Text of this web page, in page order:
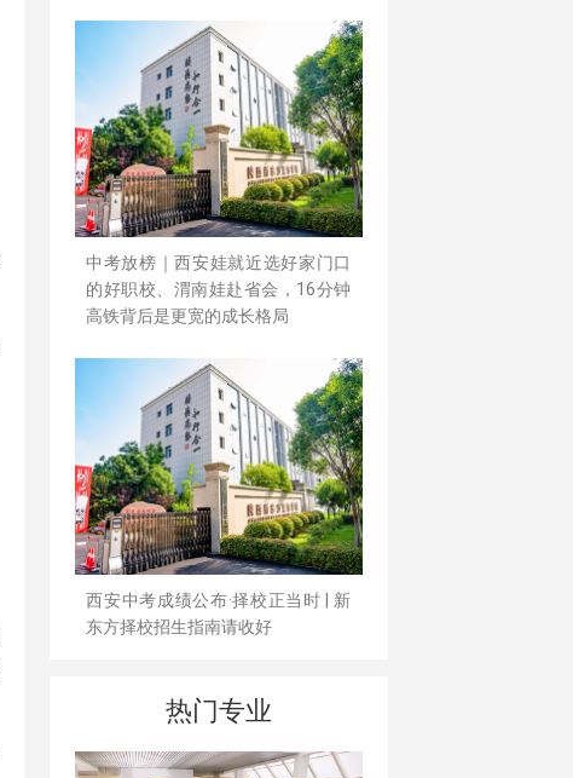
中考放榜｜西安娃就近选好家门口
的好职校、渭南娃赴省会，16分钟
高铁背后是更宽的成长格局
西安中考成绩公布·择校正当时 | 新
东方择校招生指南请收好
热门专业